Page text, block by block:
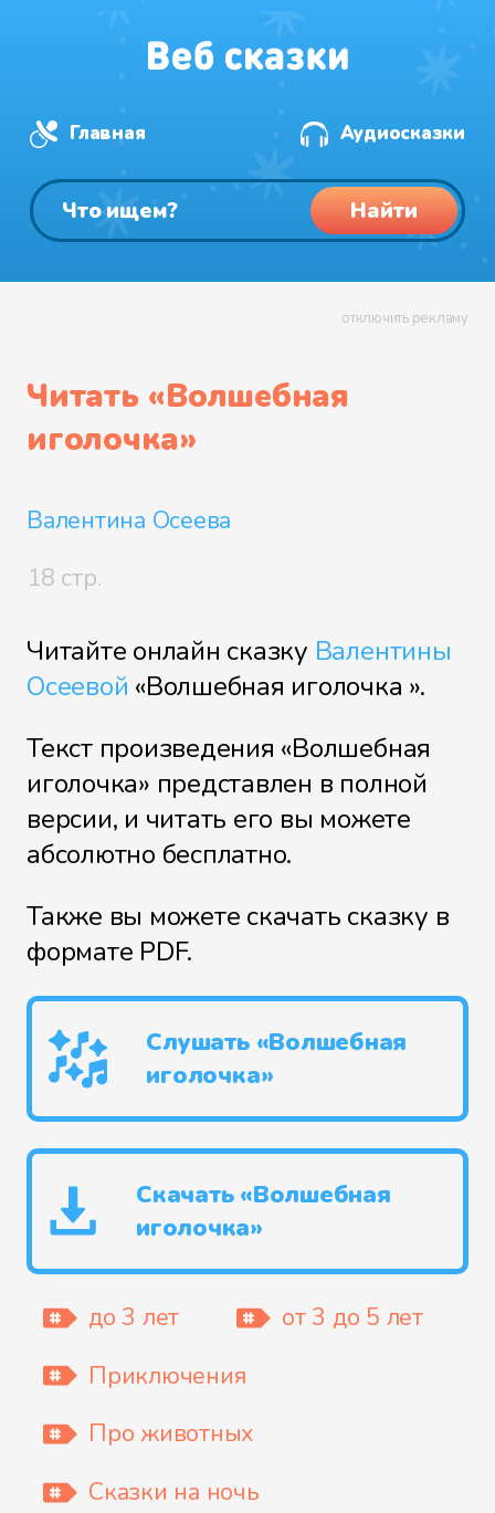
Главная Аудиосказки
Найти
отключить рекламу
Читать «Волшебная
иголочка»
Валентина Осеева
18 стр.
Читайте онлайн сказку Валентины
Осеевой «Волшебная иголочка ».
Текст произведения «Волшебная
иголочка» представлен в полной
версии, и читать его вы можете
абсолютно бесплатно.
Также вы можете скачать сказку в
формате PDF.
Слушать «Волшебная
иголочка»
Скачать «Волшебная
иголочка»
до 3 лет
от 3 до 5 лет
Приключения
Про животных
Сказки на ночь